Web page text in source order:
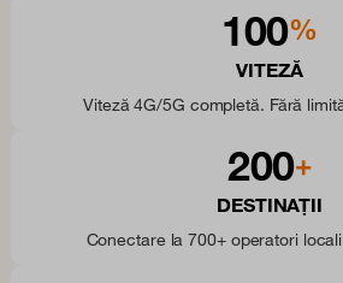
100%
VITEZĂ
Viteză 4G/5G completă. Fără
200+
DESTINAȚII
Conectare la 700+ operatori